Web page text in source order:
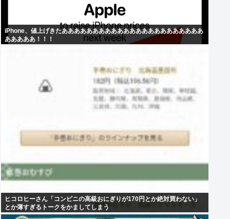
iPhone、値上げきたあああああああああああああああああああああああ
あああああ！！！
ヒコロヒーさん「コンビニの高級おにぎりが170円とか絶対買わない」
とか薄すぎるトークをかましてしまう